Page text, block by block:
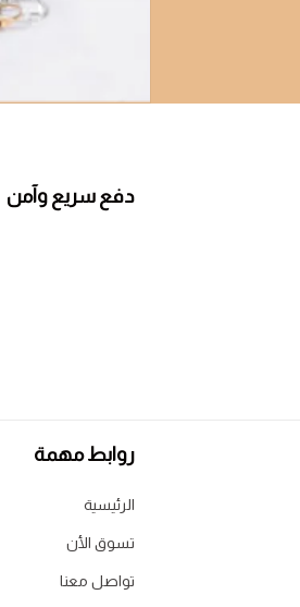
دفع سريع وآمن
روابط مهمة
الرئيسية
تسوق الأن
تواصل معنا